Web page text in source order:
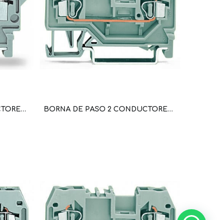
BORNA DE PASO 2 CONDUCTORES AZUL; APLICACIONES EX I, C.MAX 32A, SECCION 4 MM2, 28-12 AWG (WAG100339 / 281-604) BORNA DE PASO 2 CONDUCTORES GRIS, C.MAX 24A, SECCION 2,5MM2, 28-12 AWG (WAG100314 / 280-901)